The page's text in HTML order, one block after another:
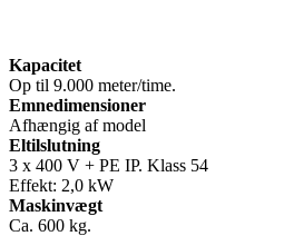
Kapacitet
Op til 9.000 meter/time.
Emnedimensioner
Afhængig af model
Eltilslutning
3 x 400 V + PE IP. Klass 54
Effekt: 2,0 kW
Maskinvægt
Ca. 600 kg.